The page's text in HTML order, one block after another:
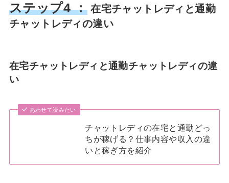
ステップ4 ：在宅チャットレディと通勤
チャットレディの違い
在宅チャットレディと通勤チャットレディの違
い
あわせて読みたい
チャットレディの在宅と通勤どっ
ちが稼げる？仕事内容や収入の違
いと稼ぎ方を紹介